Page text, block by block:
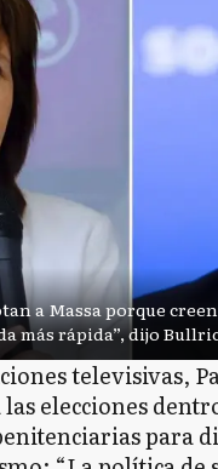
a Massa porque
más rápida”, dijo
televisivas,
elecciones
para